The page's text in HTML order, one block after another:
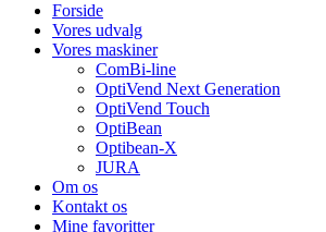
Forside
Vores udvalg
Vores maskiner
ComBi-line
OptiVend Next Generation
OptiVend Touch
OptiBean
Optibean-X
JURA
Om os
Kontakt os
Mine favoritter